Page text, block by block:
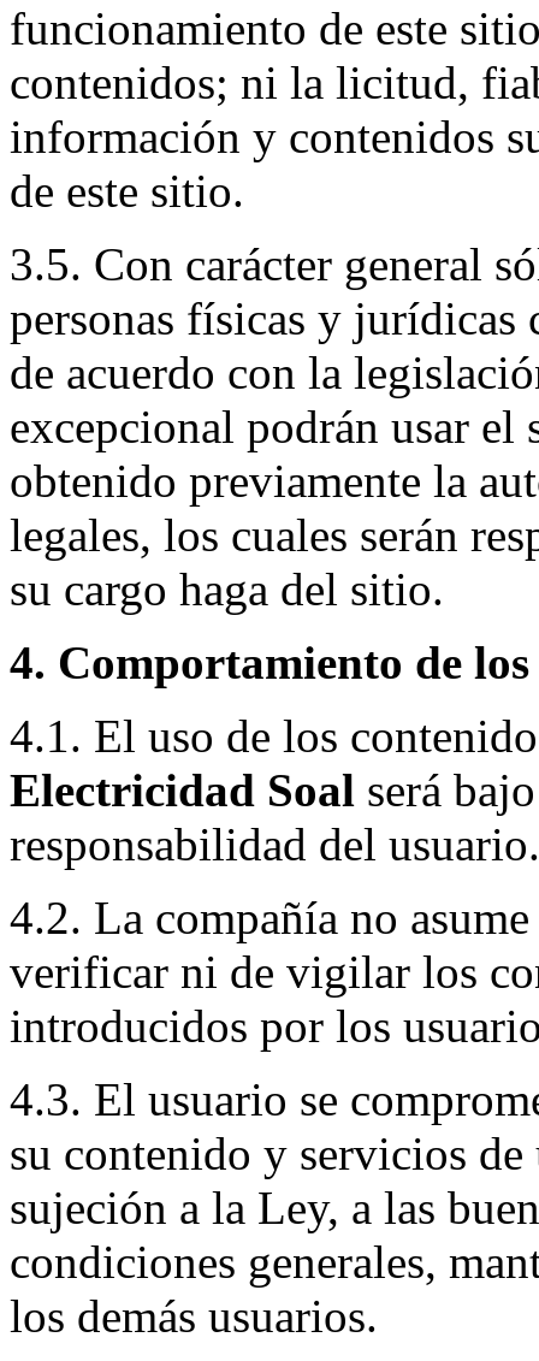
funcionamiento de este
contenidos; ni la licitud,
información y contenidos
de este sitio.
3.5. Con carácter general
personas físicas y
de acuerdo con la
excepcional podrán usar el
obtenido previamente la
legales, los cuales serán
su cargo haga del sitio.
4. Comportamiento de
4.1. El uso de los
Electricidad Soal será
responsabilidad del usuario.
4.2. La compañía no
verificar ni de vigilar los
introducidos por los
4.3. El usuario se
su contenido y servicios
sujeción a la Ley, a las
condiciones generales,
los demás usuarios.